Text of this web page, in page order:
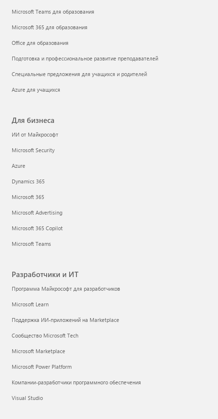
Microsoft Teams для образования
Microsoft 365 для образования
Office для образования
Подготовка и профессиональное развитие преподавателей
Специальные предложения для учащихся и родителей
Azure для учащихся
Для бизнеса
ИИ от Майкрософт
Microsoft Security
Azure
Dynamics 365
Microsoft 365
Microsoft Advertising
Microsoft 365 Copilot
Microsoft Teams
Разработчики и ИТ
Программа Майкрософт для разработчиков
Microsoft Learn
Поддержка ИИ-приложений на Marketplace
Сообщество Microsoft Tech
Microsoft Marketplace
Microsoft Power Platform
Компании-разработчики программного обеспечения
Visual Studio